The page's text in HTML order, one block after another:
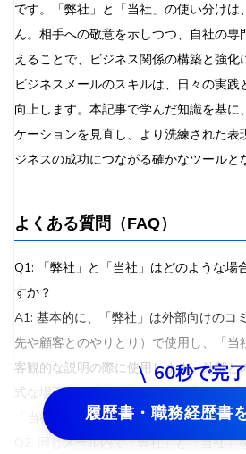
です。「弊社」と「当社」の使い分けは
ん。相手への敬意を示しつつ、自社の
えることで、ビジネス関係の構築と強化
ビジネスメールのスキルは、日々の実践
向上します。本記事で学んだ知識を基に
ケーションを見直し、より洗練された表
ジネスの成功につながる確かなツールと
よくある質問（FAQ）
Q1: 「弊社」と「当社」はどのような場
すか？
A1: 基本的に、「弊社」は外部向けのコ
先や顧客とのやりとり）で使用し、「
客観的な説明の際に使用します。外部と
式な場面では「弊社」を、会社案内やプ
「当社」を使用するのが適切です。
Q2: 同じメール内で「弊社」と「当社」
60秒で完了
履歴書・職務経歴書